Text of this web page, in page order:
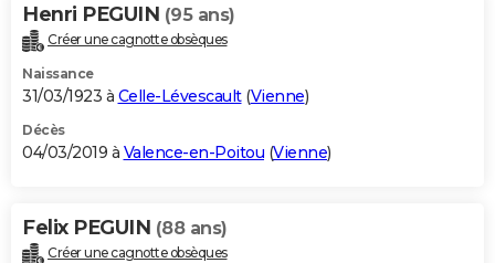
Henri PEGUIN (95 ans)
Créer une cagnotte obsèques
Naissance
31/03/1923 à Celle-Lévescault(Vienne)
Décès
04/03/2019 à Valence-en-Poitou (Vienne)
Felix PEGUIN (88 ans)
Créer une cagnotte obsèques